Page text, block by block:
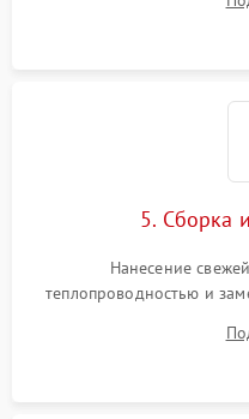
BIOS или замена
5. Сборка
Нанесение
теплопроводностью и
шлейфов, модулей памяти